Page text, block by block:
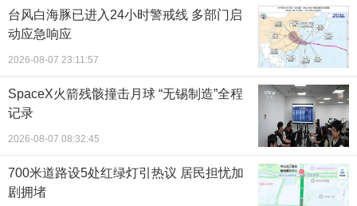
台风白海豚已进入24小时警戒线 多部门启
动应急响应
2026-08-07 23:11:57
SpaceX火箭残骸撞击月球 “无锡制造”全程
记录
2026-08-07 08:32:45
700米道路设5处红绿灯引热议 居民担忧加
剧拥堵